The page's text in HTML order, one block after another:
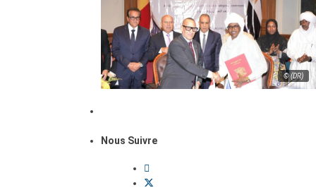
© (DR)
Nous Suivre